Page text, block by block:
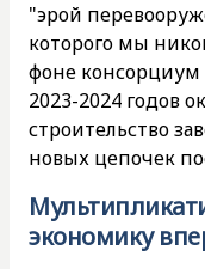
"эрой
которого мы
фоне консорциум
2023-2024 годов
строительство
новых цепочек
экономику